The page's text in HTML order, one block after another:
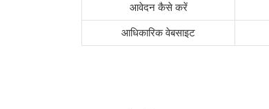
आवेदन कैसे करें
आधिकारिक वेबसाइट